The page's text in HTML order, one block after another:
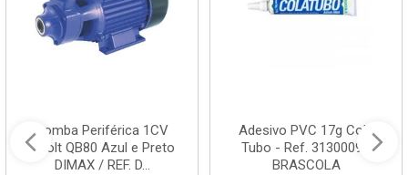
Bomba Periférica 1CV
Bivolt QB80 Azul e Preto
DIMAX / REF. D...
Adesivo PVC 17g Cola
Tubo - Ref. 3130009 -
BRASCOLA